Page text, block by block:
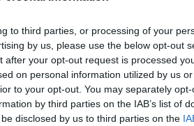
to third parties, or processing of your
by us, please use the below opt-out
after your opt-out request is processed
on personal information utilized by us
to your opt-out. You may separately
by third parties on the IAB’s list of
disclosed by us to third parties on the
de noviembre de 2023
Me gusta